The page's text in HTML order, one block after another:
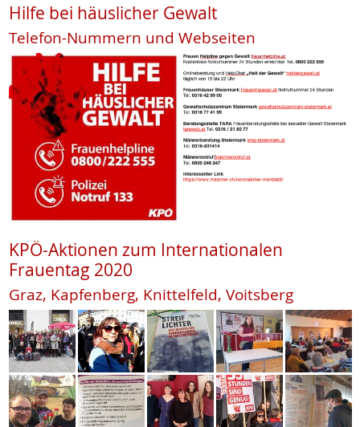
Hilfe bei häuslicher Gewalt
Telefon-Nummern und Webseiten
KPÖ-Aktionen zum Internationalen
Frauentag 2020
Graz, Kapfenberg, Knittelfeld, Voitsberg